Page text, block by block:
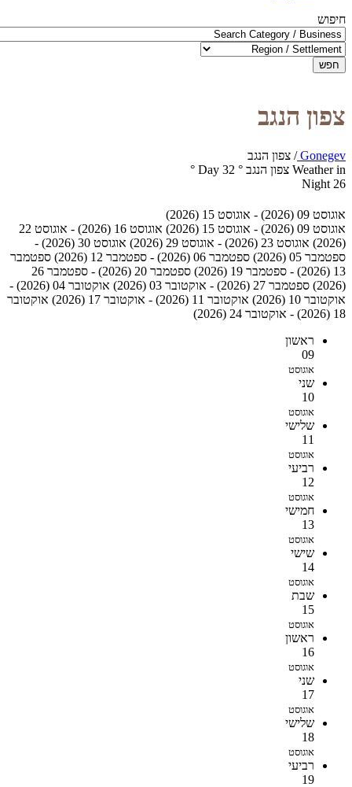
חיפוש
חפש
צפון הנגב
Gonegev
/ צפון הנגב
Weather in צפון הנגב
°
32
Day
°
26
Night
אוגוסט 09 (2026) - אוגוסט 15 (2026)
אוגוסט 09 (2026) - אוגוסט 15 (2026)
אוגוסט 16 (2026) - אוגוסט 22
(2026)
אוגוסט 23 (2026) - אוגוסט 29 (2026)
אוגוסט 30 (2026) -
ספטמבר 05 (2026)
ספטמבר 06 (2026) - ספטמבר 12 (2026)
ספטמבר
13 (2026) - ספטמבר 19 (2026)
ספטמבר 20 (2026) - ספטמבר 26
(2026)
ספטמבר 27 (2026) - אוקטובר 03 (2026)
אוקטובר 04 (2026) -
אוקטובר 10 (2026)
אוקטובר 11 (2026) - אוקטובר 17 (2026)
אוקטובר
18 (2026) - אוקטובר 24 (2026)
ראשון
09
אוגוסט
שני
10
אוגוסט
שלישי
11
אוגוסט
רביעי
12
אוגוסט
חמישי
13
אוגוסט
שישי
14
אוגוסט
שבת
15
אוגוסט
ראשון
16
אוגוסט
שני
17
אוגוסט
שלישי
18
אוגוסט
רביעי
19